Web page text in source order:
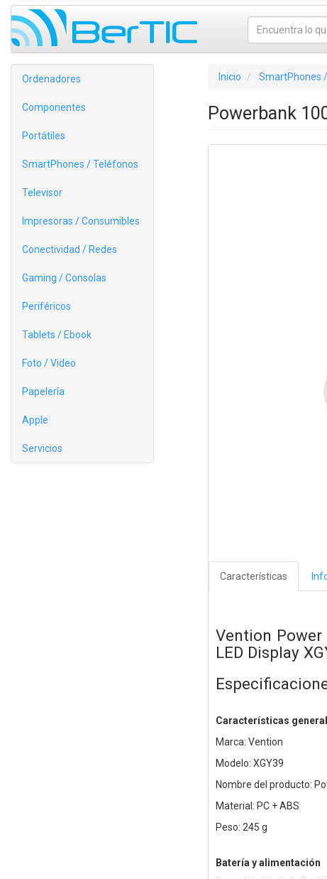
Ordenadores
Componentes
Portátiles
SmartPhones / Teléfonos
Televisor
Impresoras / Consumibles
Conectividad / Redes
Gaming / Consolas
Periféricos
Tablets / Ebook
Foto / Video
Papelería
Apple
Servicios
Inicio SmartPhones
Powerbank
Características
Vention Power
LED Display
Características
Marca: Vention
Modelo: XGY39
Nombre del producto:
Material: PC + ABS
Peso: 245 g
Batería y alimentación